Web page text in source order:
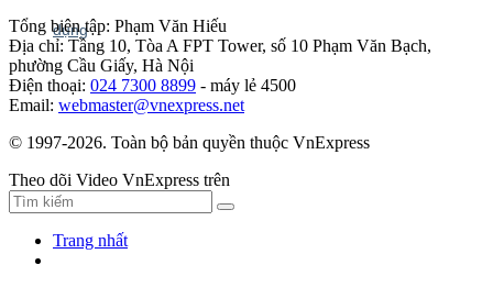
Tổng biên tập: Phạm Văn Hiếu
Địa chỉ: Tầng 10, Tòa A FPT Tower, số 10 Phạm Văn Bạch,
phường Cầu Giấy, Hà Nội
Điện thoại: 024 7300 8899 - máy lẻ 4500
Email: webmaster@vnexpress.net
© 1997-2026. Toàn bộ bản quyền thuộc VnExpress
Theo dõi Video VnExpress trên
Trang nhất